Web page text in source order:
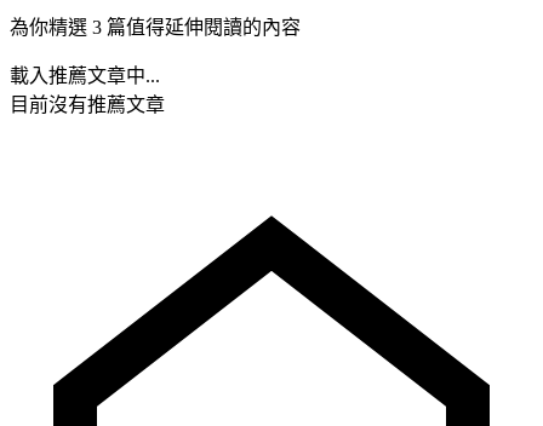
為你精選 3 篇值得延伸閱讀的內容
載入推薦文章中...
目前沒有推薦文章